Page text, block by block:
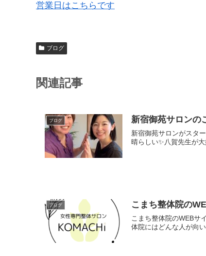
営業日はこちらです
ブログ
関連記事
ブログ 新宿御苑サロン
新宿御苑サロンがスタ
晴らしい✨八賀先生が
ブログ こまち整体院の
こまち整体院のWEBサ
体院にはどんな人が向